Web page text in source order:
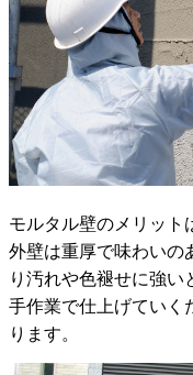
モルタル壁のメリット
外壁は重厚で味わいの
り汚れや色褪せに強
手作業で仕上げていく
ります。